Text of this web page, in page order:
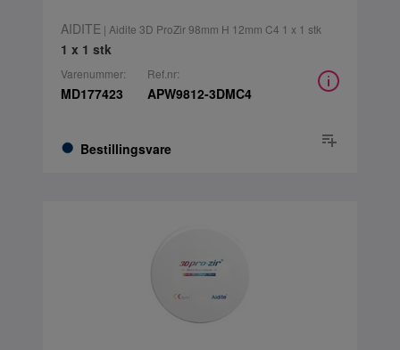
AIDITE | Aidite 3D ProZir 98mm H 12mm C4 1 x 1 stk
1 x 1 stk
Varenummer:
MD177423
Bestillingsvare
Ref.nr:
APW9812-3DMC4